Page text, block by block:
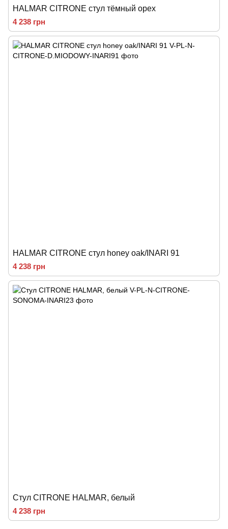
HALMAR CITRONE стул тёмный орех
4 238 грн
HALMAR CITRONE стул honey oak/INARI 91
4 238 грн
Стул CITRONE HALMAR, белый
4 238 грн